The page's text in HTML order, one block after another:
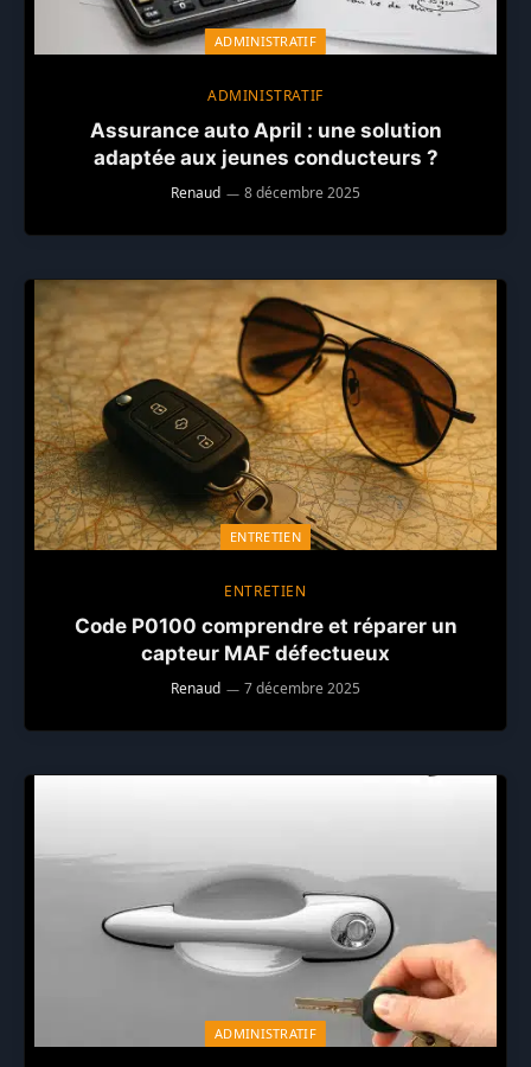
ADMINISTRATIF
ADMINISTRATIF
Assurance auto April : une solution
adaptée aux jeunes conducteurs ?
Renaud 8 décembre 2025
ENTRETIEN
ENTRETIEN
Code P0100 comprendre et réparer un
capteur MAF défectueux
Renaud 7 décembre 2025
ADMINISTRATIF